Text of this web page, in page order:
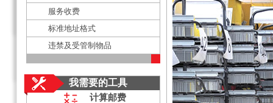
服务收费
标准地址格式
违禁及受管制物品
我需要的工具
计算邮费